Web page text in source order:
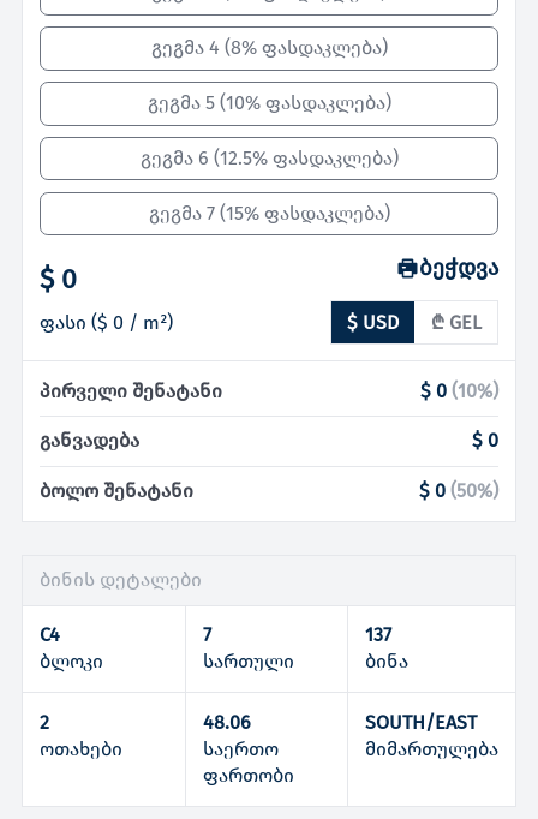
გეგმა 4 (8% ფასდაკლება)
გეგმა 5 (10% ფასდაკლება)
გეგმა 6 (12.5% ფასდაკლება)
გეგმა 7 (15% ფასდაკლება)
$ 0
ფასი ($ 0 / m²)
ბეჭდვა
$ USD ₾ GEL
პირველი შენატანი $ 0 (10%)
განვადება $ 0
ბოლო შენატანი $ 0 (50%)
ბინის დეტალები
C4
ბლოკი
7
სართული
137
ბინა
2
ოთახები
48.06
საერთო
ფართობი
SOUTH/EAST
მიმართულება